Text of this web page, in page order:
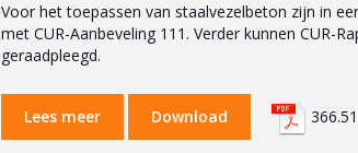
Voor het toepassen van staalvezelbeton zijn in
met CUR-Aanbeveling 111. Verder kunnen CUR-
geraadpleegd.
Lees meer Download